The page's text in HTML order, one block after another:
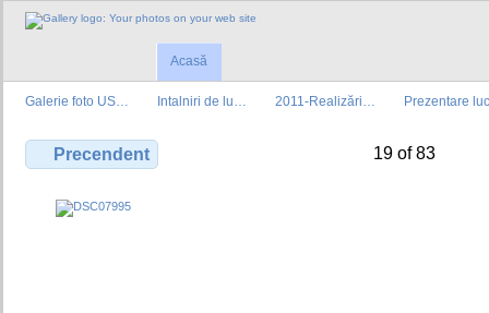
Acasă
Galerie foto US… Intalniri de lu… 2011-Realizări… Prezentare
Precendent 19 of 83